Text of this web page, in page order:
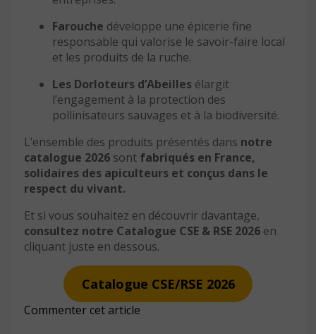
Farouche développe une épicerie fine
responsable qui valorise le savoir-faire local
et les produits de la ruche.
Les Dorloteurs d’Abeilles élargit
l’engagement à la protection des
pollinisateurs sauvages et à la biodiversité.
L’ensemble des produits présentés dans notre
catalogue 2026 sont fabriqués en France,
solidaires des apiculteurs et conçus dans le
respect du vivant.
Et si vous souhaitez en découvrir davantage,
consultez notre Catalogue CSE & RSE 2026 en
cliquant juste en dessous.
Catalogue CSE/RSE 2026
Commenter cet article